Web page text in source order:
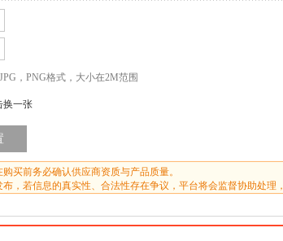
，PNG格式，大小在2M范围
换一张
买前务必确认供应商资质与产品质量。
，若信息的真实性、合法性存在争议，平台将会监督协助处理，